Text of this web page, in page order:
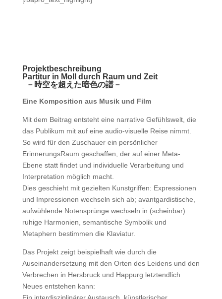
Projektbeschreibung
Partitur in Moll durch Raum und Zeit
－時空を超えた暗色の譜－
Eine Komposition aus Musik und Film
Mit dem Beitrag entsteht eine narrative Gefühlswelt, die
das Publikum mit auf eine audio-visuelle Reise nimmt.
So wird für den Zuschauer ein persönlicher
ErinnerungsRaum geschaffen, der auf einer Meta-
Ebene statt findet und individuelle Verarbeitung und
Interpretation möglich macht.
Dies geschieht mit gezielten Kunstgriffen: Expressionen
und Impressionen wechseln sich ab; avantgardistische,
aufwühlende Notensprünge wechseln in (scheinbar)
ruhige Harmonien, semantische Symbolik und
Metaphern bestimmen die Klaviatur.
Das Projekt zeigt beispielhaft wie durch die
Auseinandersetzung mit den Orten des Leidens und den
Verbrechen in Hersbruck und Happurg letztendlich
Neues entstehen kann: